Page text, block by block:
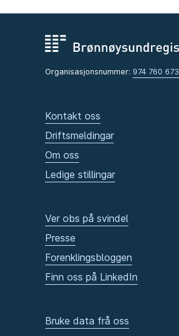
Organisasjonsnummer: 974 760 673
Kontakt oss
Driftsmeldingar
Om oss
Ledige stillingar
Ver obs på svindel
Presse
Forenklingsbloggen
Finn oss på LinkedIn
Bruke data frå oss